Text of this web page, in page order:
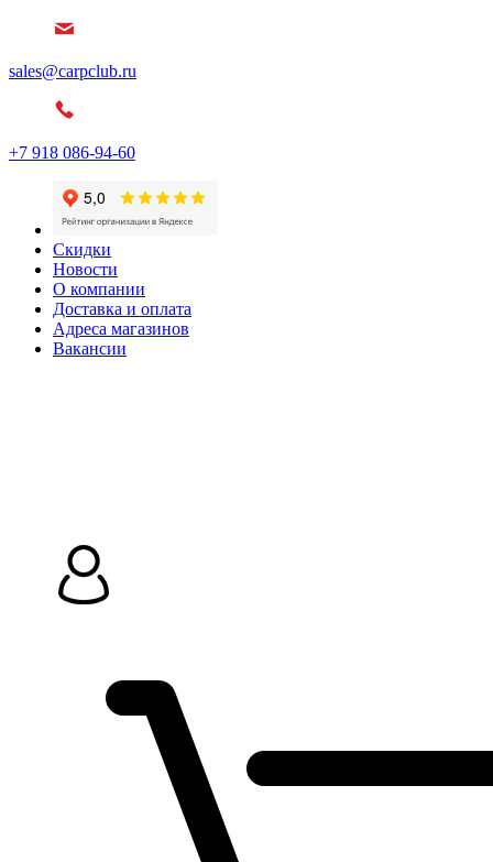
sales@carpclub.ru
+7 918 086-94-60
Скидки
Новости
О компании
Доставка и оплата
Адреса магазинов
Вакансии